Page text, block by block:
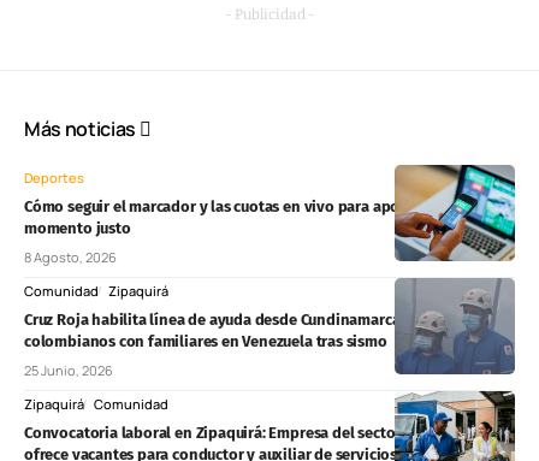
- Publicidad -
Más noticias
Deportes
Cómo seguir el marcador y las cuotas en vivo para apostar en el
momento justo
8 Agosto, 2026
Comunidad Zipaquirá
Cruz Roja habilita línea de ayuda desde Cundinamarca y Bogotá para
colombianos con familiares en Venezuela tras sismo
25 Junio, 2026
Zipaquirá Comunidad
Convocatoria laboral en Zipaquirá: Empresa del sector productivo
ofrece vacantes para conductor y auxiliar de servicios generales